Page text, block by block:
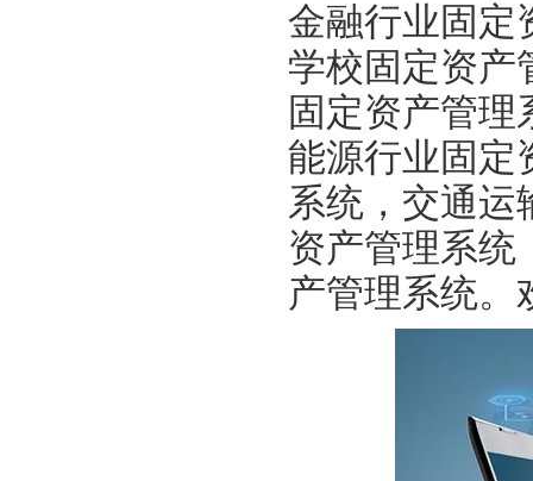
金融行业固定
学校固定资产
固定资产管
能源行业固定
系统，交通运
资产管理系统
产管理系统。